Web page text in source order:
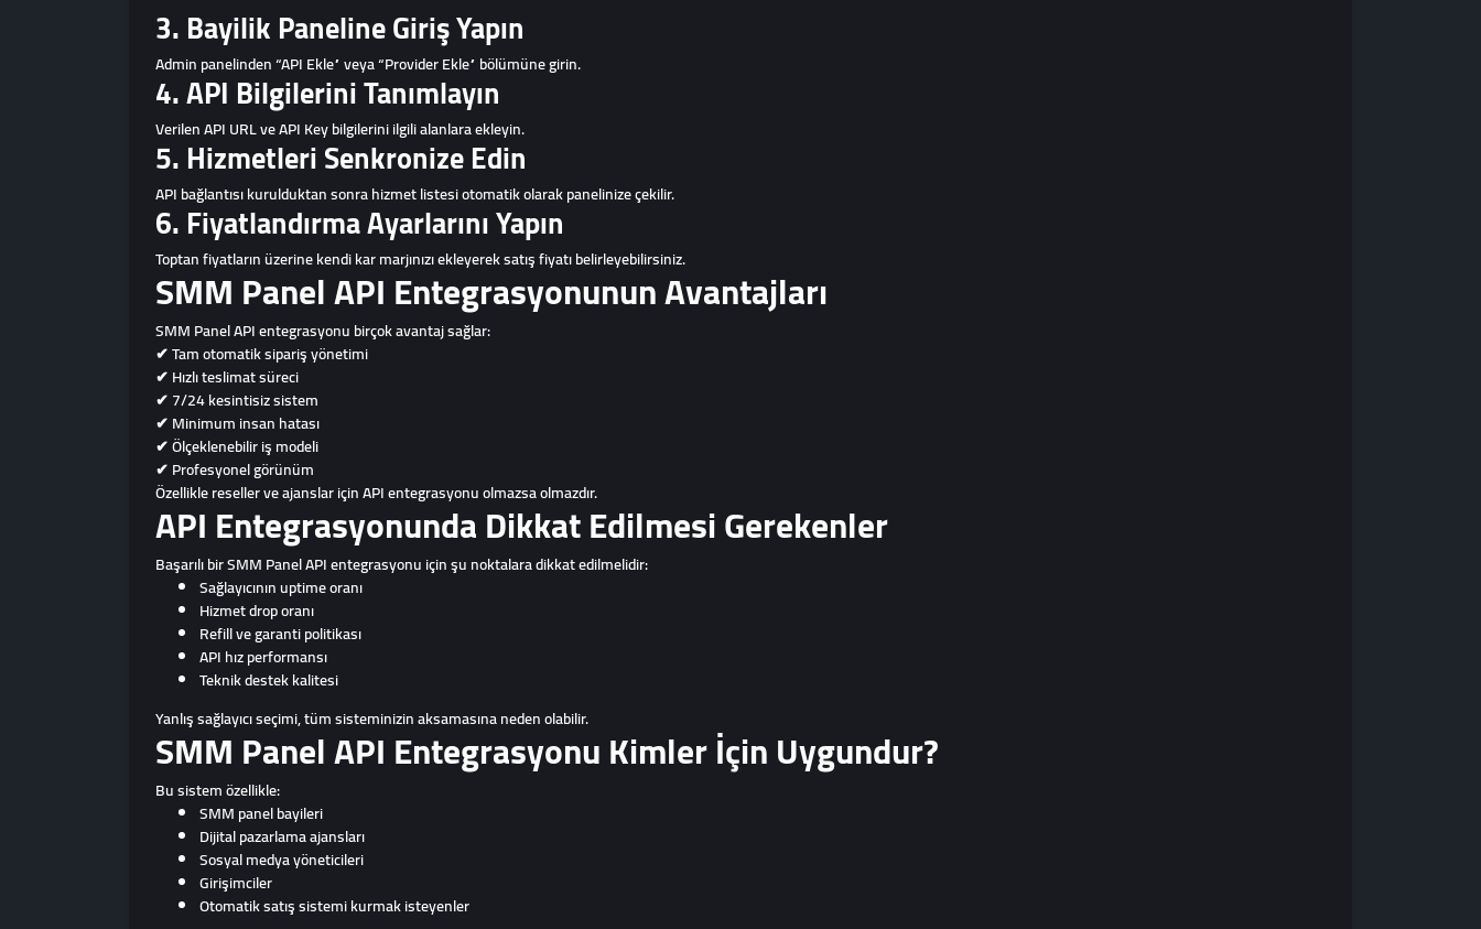
3. Bayilik Paneline Giriş Yapın
Admin panelinden “API Ekle” veya “Provider Ekle” bölümüne girin.
4. API Bilgilerini Tanımlayın
Verilen API URL ve API Key bilgilerini ilgili alanlara ekleyin.
5. Hizmetleri Senkronize Edin
API bağlantısı kurulduktan sonra hizmet listesi otomatik olarak panelinize çekilir.
6. Fiyatlandırma Ayarlarını Yapın
Toptan fiyatların üzerine kendi kar marjınızı ekleyerek satış fiyatı belirleyebilirsiniz.
SMM Panel API Entegrasyonunun Avantajları
SMM Panel API entegrasyonu birçok avantaj sağlar:
✔ Tam otomatik sipariş yönetimi
✔ Hızlı teslimat süreci
✔ 7/24 kesintisiz sistem
✔ Minimum insan hatası
✔ Ölçeklenebilir iş modeli
✔ Profesyonel görünüm
Özellikle reseller ve ajanslar için API entegrasyonu olmazsa olmazdır.
API Entegrasyonunda Dikkat Edilmesi Gerekenler
Başarılı bir SMM Panel API entegrasyonu için şu noktalara dikkat edilmelidir:
Sağlayıcının uptime oranı
Hizmet drop oranı
Refill ve garanti politikası
API hız performansı
Teknik destek kalitesi
Yanlış sağlayıcı seçimi, tüm sisteminizin aksamasına neden olabilir.
SMM Panel API Entegrasyonu Kimler İçin Uygundur?
Bu sistem özellikle:
SMM panel bayileri
Dijital pazarlama ajansları
Sosyal medya yöneticileri
Girişimciler
Otomatik satış sistemi kurmak isteyenler